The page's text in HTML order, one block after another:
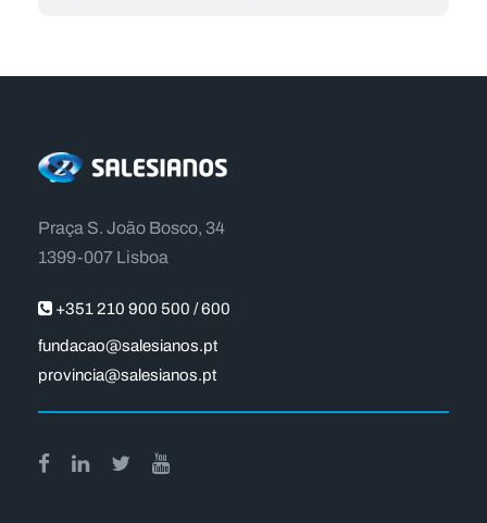
Praça S. João Bosco, 34
1399-007 Lisboa
+351 210 900 500 / 600
fundacao@salesianos.pt
provincia@salesianos.pt